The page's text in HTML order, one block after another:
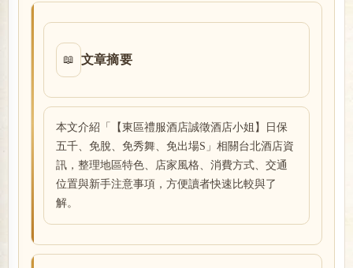
📖 文章摘要
本文介紹「【東區禮服酒店誠徵酒店小姐】日保
五千、免脫、免秀舞、免出場S」相關台北酒店資
訊，整理地區特色、店家風格、消費方式、交通
位置與新手注意事項，方便讀者快速比較與了
解。